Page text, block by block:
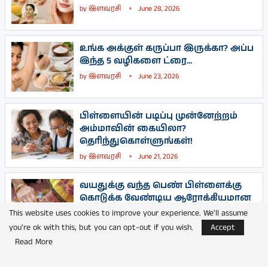
byஇளவரசி June 28, 2026
உங்க அக்குள் கருப்பா இருக்கா? அப்ப
இந்த 5 வழிகளை ட்ரை...
byஇளவரசி June 23, 2026
பிள்ளையின் படிப்பு முன்னேற்றம்
அம்மாவின் கையிலா?
தெரிந்துகொள்ளுங்கள்!
byஇளவரசி June 21, 2026
வயதுக்கு வந்த பெண் பிள்ளைக்கு
கொடுக்க வேண்டிய ஆரோக்கியமான
பாரம்பரிய உணவுகள்
byஇளவரசி June 19, 2026
This website uses cookies to improve your experience. We'll assume
you're ok with this, but you can opt-out if you wish.
Accept
Read More